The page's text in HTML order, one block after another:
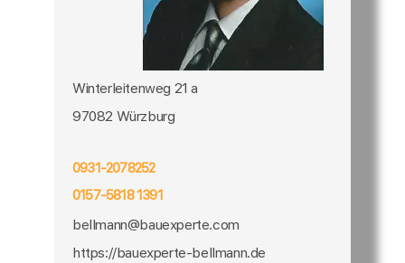
Winterleitenweg 21 a
97082 Würzburg
0931-2078252
0157-5818 1391
bellmann@bauexperte.com
https://bauexperte-bellmann.de